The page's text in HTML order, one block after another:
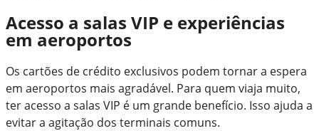
Acesso a salas VIP e experiências
em aeroportos
Os cartões de crédito exclusivos podem tornar a espera
em aeroportos mais agradável. Para quem viaja muito,
ter acesso a salas VIP é um grande benefício. Isso ajuda a
evitar a agitação dos terminais comuns.